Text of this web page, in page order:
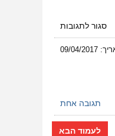
סגור לתגובותעל
ما
بين
2017
תגובה אחת
לעמוד הבא